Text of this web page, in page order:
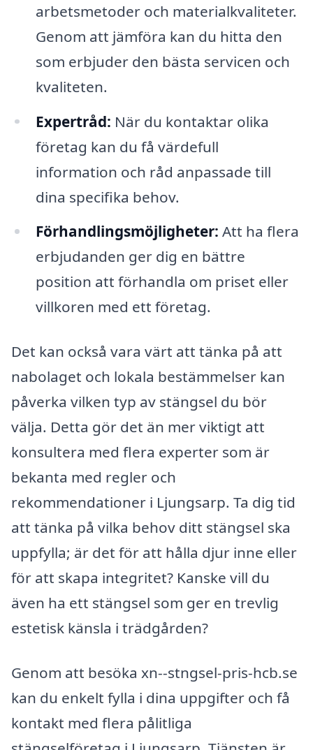
arbetsmetoder och materialkvaliteter.
Genom att jämföra kan du hitta den
som erbjuder den bästa servicen och
kvaliteten.
Expertråd: När du kontaktar olika
företag kan du få värdefull
information och råd anpassade till
dina specifika behov.
Förhandlingsmöjligheter: Att ha flera
erbjudanden ger dig en bättre
position att förhandla om priset eller
villkoren med ett företag.
Det kan också vara värt att tänka på att
nabolaget och lokala bestämmelser kan
påverka vilken typ av stängsel du bör
välja. Detta gör det än mer viktigt att
konsultera med flera experter som är
bekanta med regler och
rekommendationer i Ljungsarp. Ta dig tid
att tänka på vilka behov ditt stängsel ska
uppfylla; är det för att hålla djur inne eller
för att skapa integritet? Kanske vill du
även ha ett stängsel som ger en trevlig
estetisk känsla i trädgården?
Genom att besöka xn--stngsel-pris-hcb.se
kan du enkelt fylla i dina uppgifter och få
kontakt med flera pålitliga